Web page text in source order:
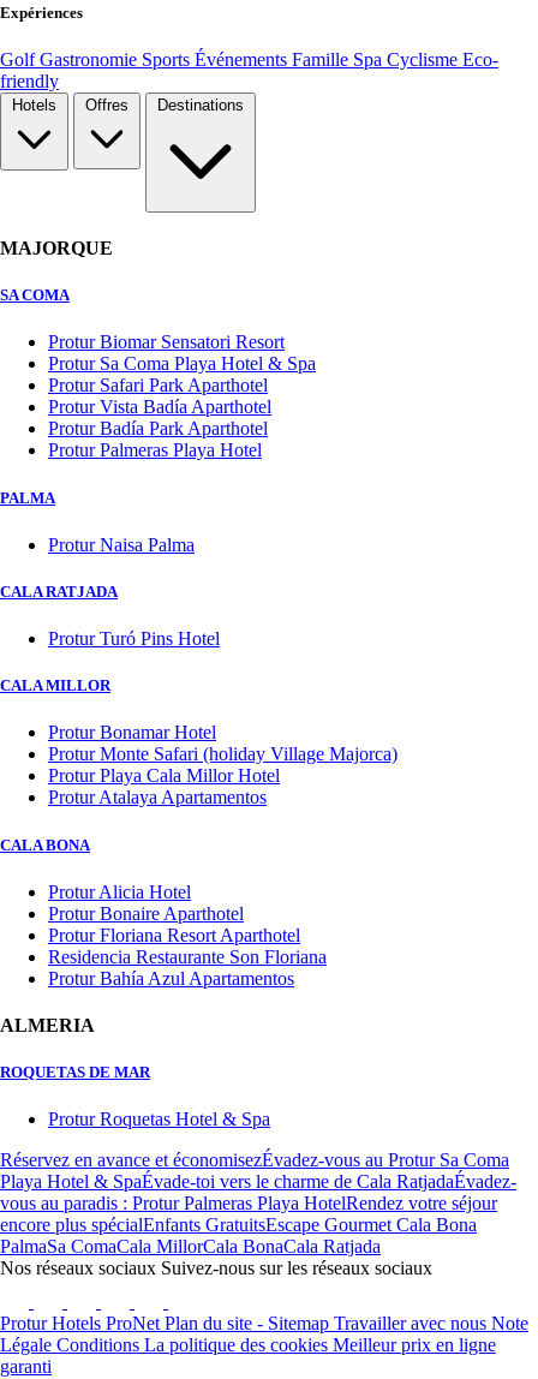
Expériences
GolfGastronomie Sports Événements Famille Spa Cyclisme Eco-
friendly
MAJORQUE
SA COMA
Protur Biomar Sensatori Resort
Protur Sa Coma Playa Hotel & Spa
Protur Safari Park Aparthotel
Protur Vista Badía Aparthotel
Protur Badía Park Aparthotel
Protur Palmeras Playa Hotel
PALMA
Protur Naisa Palma
CALA RATJADA
Protur Turó Pins Hotel
CALA MILLOR
Protur Bonamar Hotel
Protur Monte Safari (holiday Village Majorca)
Protur Playa Cala Millor Hotel
Protur Atalaya Apartamentos
CALA BONA
Protur Alicia Hotel
Protur Bonaire Aparthotel
Protur Floriana Resort Aparthotel
Residencia Restaurante Son Floriana
Protur Bahía Azul Apartamentos
ALMERIA
ROQUETAS DE MAR
Protur Roquetas Hotel & Spa
Réservez en avance et économisezÉvadez-vous au Protur Sa Coma
Playa Hotel & SpaÉvade-toi vers le charme de Cala RatjadaÉvadez-
vous au paradis : Protur Palmeras Playa HotelRendez votre séjour
encore plus spécialEnfants GratuitsEscape Gourmet Cala Bona
PalmaSa ComaCala MillorCala BonaCala Ratjada
Nos réseaux sociaux Suivez-nous sur les réseaux sociaux
Protur Hotels ProNet Plan du site - Sitemap Travailler avec nous Note
Légale Conditions La politique des cookies Meilleur prix en ligne
garanti